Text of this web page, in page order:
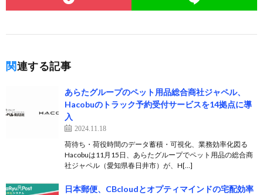
関連する記事
あらたグループのペット用品総合商社ジャペル、
Hacobuのトラック予約受付サービスを14拠点に導
入
2024.11.18
荷待ち・荷役時間のデータ蓄積・可視化、業務効率化図る
Hacobuは11月15日、あらたグループでペット用品の総合商
社ジャペル（愛知県春日井市）が、H[…]
日本郵便、CBcloudとオプティマインドの宅配効率